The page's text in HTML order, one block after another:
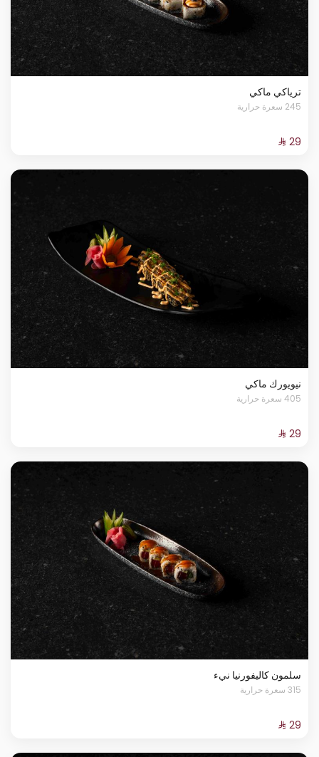
ترياكي ماكي
245 سعرة حرارية
نيويورك ماكي
405 سعرة حرارية
سلمون كاليفورنيا نيء
315 سعرة حرارية